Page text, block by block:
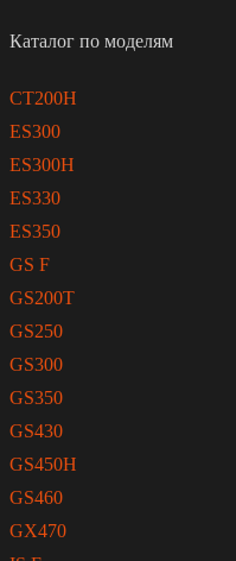
Каталог по моделям
CT200H
ES300
ES300H
ES330
ES350
GS F
GS200T
GS250
GS300
GS350
GS430
GS450H
GS460
GX470